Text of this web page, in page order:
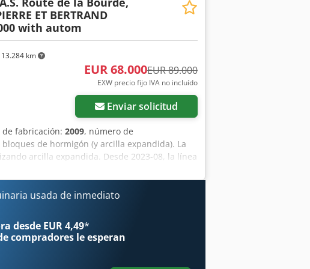
km
ET BERTRAND
with autom
EUR 68.000EUR 89.000
EXW precio fijo IVA no incluído
Enviar solicitud
de fabricación: 2009, número de
de hormigón (y arcilla expandida). La
arcilla expandida. Desde 2023-08, la línea
en orden: Dkjdpfxjuc Tzvj Ahner - 2
de suministro de materia prima a
de materia prima desde la tolva de
2022, capacidad de la cuchara 1200 l,
de la mezcla desde la mezcladora hasta la
Marca de tipo: PIERRE ET BERTRAND SIGMA
S.A.S. Route de la Bourde, 60360
año de renovación - 1017/1989/2009
usada de inmediato
desde EUR 4,49*
compradores le esperan